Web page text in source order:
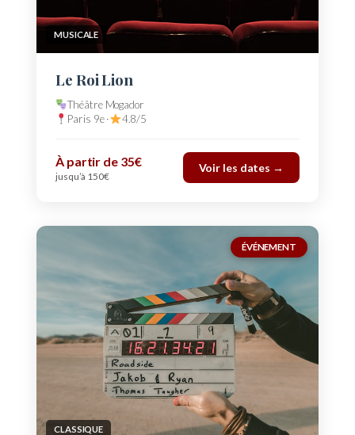
MUSICALE
Le Roi Lion
Théâtre Mogador
Paris 9e ·
4.8/5
À partir de 35€
jusqu’à 150€
Voir les dates →
ÉVÉNEMENT
CLASSIQUE